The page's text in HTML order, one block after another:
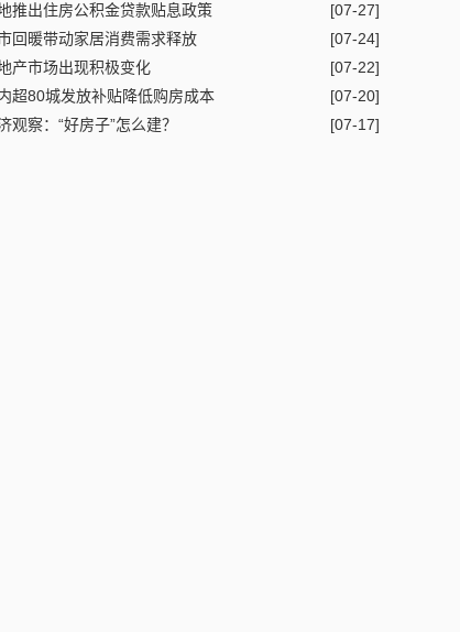
推出住房公积金贷款贴息政策
[07-27]
回暖带动家居消费需求释放
[07-24]
产市场出现积极变化
[07-22]
超80城发放补贴降低购房成本
[07-20]
观察：“好房子”怎么建？
[07-17]